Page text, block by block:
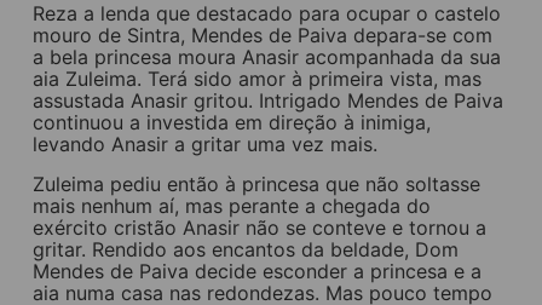
Reza a lenda que destacado para ocupar o castelo
mouro de Sintra, Mendes de Paiva depara-se com
a bela princesa moura Anasir acompanhada da sua
aia Zuleima. Terá sido amor à primeira vista, mas
assustada Anasir gritou. Intrigado Mendes de Paiva
continuou a investida em direção à inimiga,
levando Anasir a gritar uma vez mais.
Zuleima pediu então à princesa que não soltasse
mais nenhum aí, mas perante a chegada do
exército cristão Anasir não se conteve e tornou a
gritar. Rendido aos encantos da beldade, Dom
Mendes de Paiva decide esconder a princesa e a
aia numa casa nas redondezas. Mas pouco tempo